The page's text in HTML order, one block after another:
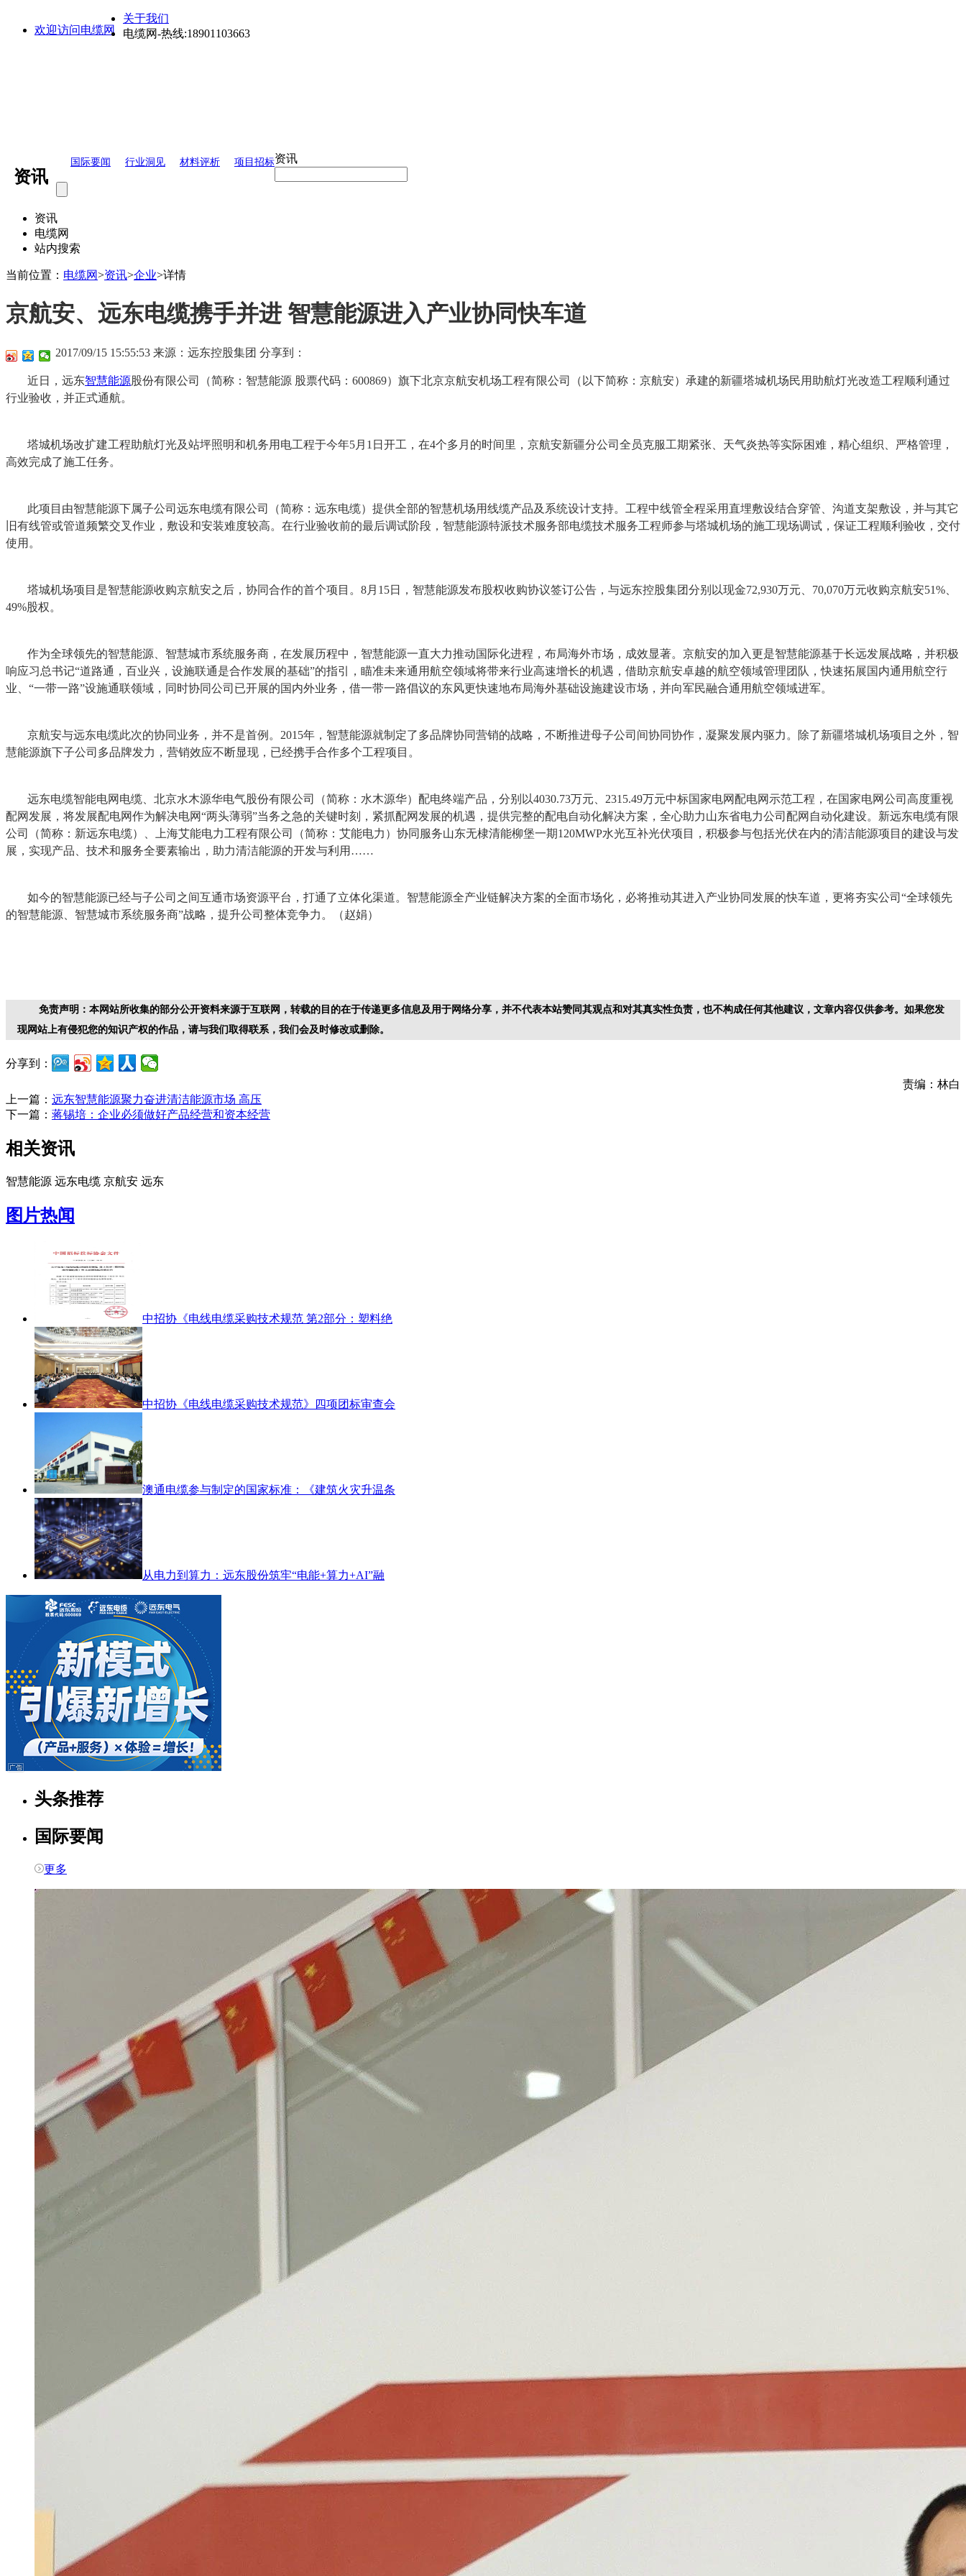
欢迎访问电缆网
关于我们
电缆网-热线:18901103663
资讯
国际要闻 行业洞见 材料评析 项目招标资讯
资讯
电缆网
站内搜索
当前位置： 电缆网>资讯>企业>详情
京航安、远东电缆携手并进 智慧能源进入产业协同快车道
2017/09/15 15:55:53 来源：远东控股集团 分享到：
近日，远东智慧能源股份有限公司（简称：智慧能源 股票代码：600869）旗下北京京航安机场工程有限公司（以下简称：京航安）承建的新疆塔城机场民用助航灯光改造工程顺利通过
行业验收，并正式通航。
塔城机场改扩建工程助航灯光及站坪照明和机务用电工程于今年5月1日开工，在4个多月的时间里，京航安新疆分公司全员克服工期紧张、天气炎热等实际困难，精心组织、严格管理，
高效完成了施工任务。
此项目由智慧能源下属子公司远东电缆有限公司（简称：远东电缆）提供全部的智慧机场用线缆产品及系统设计支持。工程中线管全程采用直埋敷设结合穿管、沟道支架敷设，并与其它
旧有线管或管道频繁交叉作业，敷设和安装难度较高。在行业验收前的最后调试阶段，智慧能源特派技术服务部电缆技术服务工程师参与塔城机场的施工现场调试，保证工程顺利验收，交付
使用。
塔城机场项目是智慧能源收购京航安之后，协同合作的首个项目。8月15日，智慧能源发布股权收购协议签订公告，与远东控股集团分别以现金72,930万元、70,070万元收购京航安51%、
49%股权。
作为全球领先的智慧能源、智慧城市系统服务商，在发展历程中，智慧能源一直大力推动国际化进程，布局海外市场，成效显著。京航安的加入更是智慧能源基于长远发展战略，并积极
响应习总书记“道路通，百业兴，设施联通是合作发展的基础”的指引，瞄准未来通用航空领域将带来行业高速增长的机遇，借助京航安卓越的航空领域管理团队，快速拓展国内通用航空行
业、“一带一路”设施通联领域，同时协同公司已开展的国内外业务，借一带一路倡议的东风更快速地布局海外基础设施建设市场，并向军民融合通用航空领域进军。
京航安与远东电缆此次的协同业务，并不是首例。2015年，智慧能源就制定了多品牌协同营销的战略，不断推进母子公司间协同协作，凝聚发展内驱力。除了新疆塔城机场项目之外，智
慧能源旗下子公司多品牌发力，营销效应不断显现，已经携手合作多个工程项目。
远东电缆智能电网电缆、北京水木源华电气股份有限公司（简称：水木源华）配电终端产品，分别以4030.73万元、2315.49万元中标国家电网配电网示范工程，在国家电网公司高度重视
配网发展，将发展配电网作为解决电网“两头薄弱”当务之急的关键时刻，紧抓配网发展的机遇，提供完整的配电自动化解决方案，全心助力山东省电力公司配网自动化建设。新远东电缆有限
公司（简称：新远东电缆）、上海艾能电力工程有限公司（简称：艾能电力）协同服务山东无棣清能柳堡一期120MWP水光互补光伏项目，积极参与包括光伏在内的清洁能源项目的建设与发
展，实现产品、技术和服务全要素输出，助力清洁能源的开发与利用……
如今的智慧能源已经与子公司之间互通市场资源平台，打通了立体化渠道。智慧能源全产业链解决方案的全面市场化，必将推动其进入产业协同发展的快车道，更将夯实公司“全球领先
的智慧能源、智慧城市系统服务商”战略，提升公司整体竞争力。（赵娟）
免责声明：本网站所收集的部分公开资料来源于互联网，转载的目的在于传递更多信息及用于网络分享，并不代表本站赞同其观点和对其真实性负责，也不构成任何其他建议，文章内容仅供参考。如果您发
现网站上有侵犯您的知识产权的作品，请与我们取得联系，我们会及时修改或删除。
分享到：
责编：林白
上一篇： 远东智慧能源聚力奋进清洁能源市场 高压
下一篇： 蒋锡培：企业必须做好产品经营和资本经营
相关资讯
智慧能源 远东电缆 京航安 远东
图片热闻
中招协《电线电缆采购技术规范 第2部分：塑料绝
中招协《电线电缆采购技术规范》四项团标审查会
澳通电缆参与制定的国家标准：《建筑火灾升温条
从电力到算力：远东股份筑牢“电能+算力+AI”融
头条推荐
国际要闻
更多